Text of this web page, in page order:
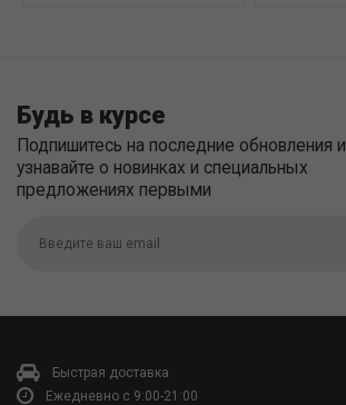
Будь в курсе
Подпишитесь на последние обновления и
узнавайте о новинках и специальных
предложениях первыми
Быстрая доставка
Ежедневно с 9:00-21:00